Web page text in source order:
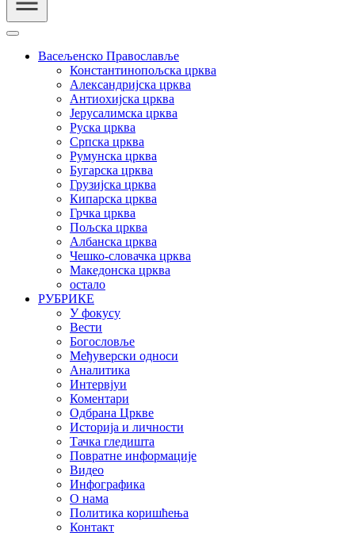
Васељенско Православље
Константинопољска црква
Александријска црква
Антиохијска црква
Јерусалимска црква
Руска црква
Српска црква
Румунска црква
Бугарска црква
Грузијска црква
Кипарска црква
Грчка црква
Пољска црква
Албанска црква
Чешко-словачка црква
Македонска црква
остало
РУБРИКЕ
У фокусу
Вести
Богословље
Међуверски односи
Аналитика
Интервјуи
Коментари
Одбрана Цркве
Историја и личности
Тачка гледишта
Повратне информације
Видео
Инфографика
О нама
Политика коришћења
Контакт